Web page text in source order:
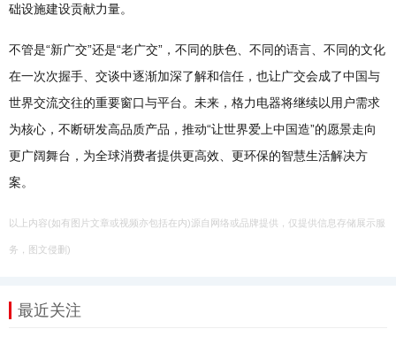
础设施建设贡献力量。
不管是“新广交”还是“老广交”，不同的肤色、不同的语言、不同的文化
在一次次握手、交谈中逐渐加深了解和信任，也让广交会成了中国与
世界交流交往的重要窗口与平台。未来，格力电器将继续以用户需求
为核心，不断研发高品质产品，推动“让世界爱上中国造”的愿景走向
更广阔舞台，为全球消费者提供更高效、更环保的智慧生活解决方
案。
以上内容(如有图片文章或视频亦包括在内)源自网络或品牌提供，仅提供信息存储展示服
务，图文侵删)
最近关注